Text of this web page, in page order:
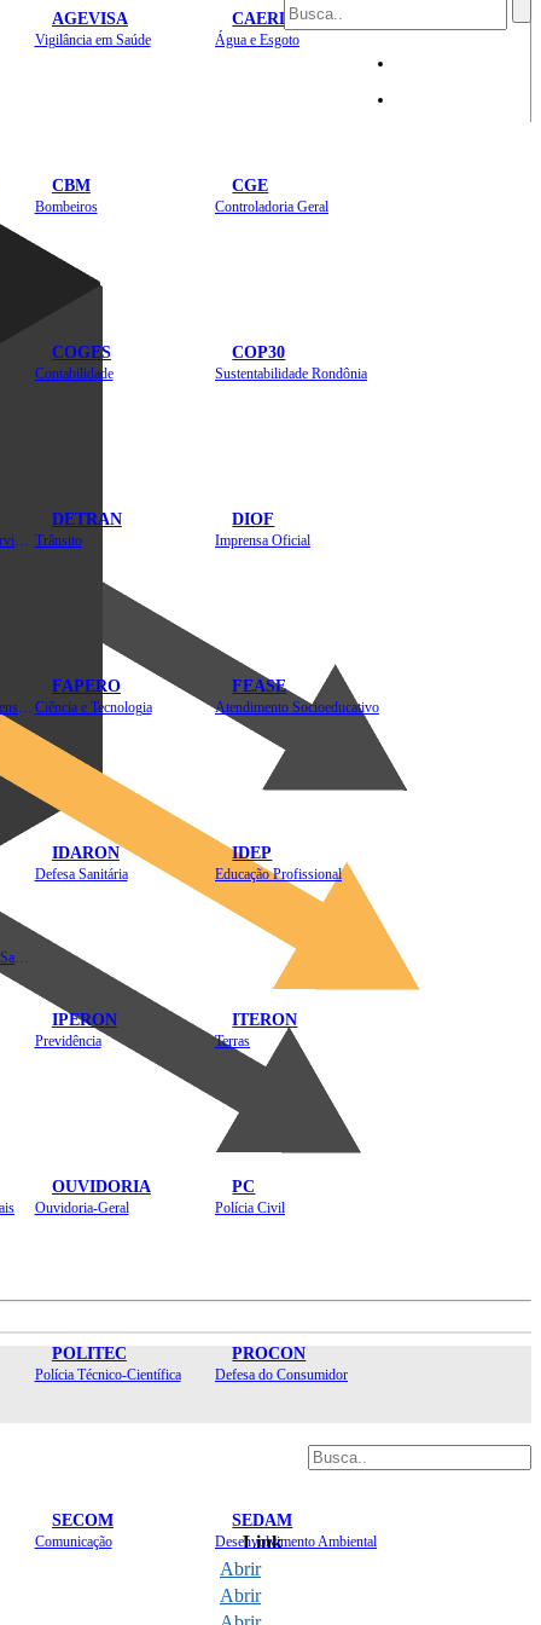
AGEVISA
Vigilância em Saúde
CAERD
Água e Esgoto
CBM
Bombeiros
CGE
Controladoria Geral
COGES
Contabilidade
COP30
Sustentabilidade Rondônia
DETRAN
Trânsito
DIOF
Imprensa Oficial
FAPERO
Ciência e Tecnologia
FEASE
Atendimento Socioeducativo
IDARON
Defesa Sanitária
IDEP
Educação Profissional
IPERON
Previdência
ITERON
Terras
OUVIDORIA
Ouvidoria-Geral
PC
Polícia Civil
POLITEC
Polícia Técnico-Científica
PROCON
Defesa do Consumidor
SECOM
Comunicação
SEDAM
Desenvolvimento Ambiental
Mapa do Site
Link
Abrir
Abrir